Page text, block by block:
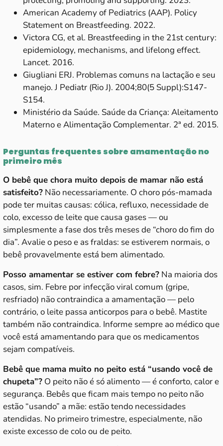
American Academy of Pediatrics (AAP). Policy
Statement on Breastfeeding. 2022.
Victora CG, et al. Breastfeeding in the 21st century:
epidemiology, mechanisms, and lifelong effect.
Lancet. 2016.
Giugliani ERJ. Problemas comuns na lactação e seu
manejo. J Pediatr (Rio J). 2004;80(5 Suppl):S147-
S154.
Ministério da Saúde. Saúde da Criança: Aleitamento
Materno e Alimentação Complementar. 2ª ed. 2015.
Perguntas frequentes sobre amamentação no
primeiro mês
O bebê que chora muito depois de mamar não está
satisfeito? Não necessariamente. O choro pós-mamada
pode ter muitas causas: cólica, refluxo, necessidade de
colo, excesso de leite que causa gases — ou
simplesmente a fase dos três meses de “choro do fim do
dia”. Avalie o peso e as fraldas: se estiverem normais, o
bebê provavelmente está bem alimentado.
Posso amamentar se estiver com febre? Na maioria dos
casos, sim. Febre por infecção viral comum (gripe,
resfriado) não contraindica a amamentação — pelo
contrário, o leite passa anticorpos para o bebê. Mastite
também não contraindica. Informe sempre ao médico que
você está amamentando para que os medicamentos
sejam compatíveis.
Bebê que mama muito no peito está “usando você de
chupeta”? O peito não é só alimento — é conforto, calor e
segurança. Bebês que ficam mais tempo no peito não
estão “usando” a mãe: estão tendo necessidades
atendidas. No primeiro trimestre, especialmente, não
existe excesso de colo ou de peito.